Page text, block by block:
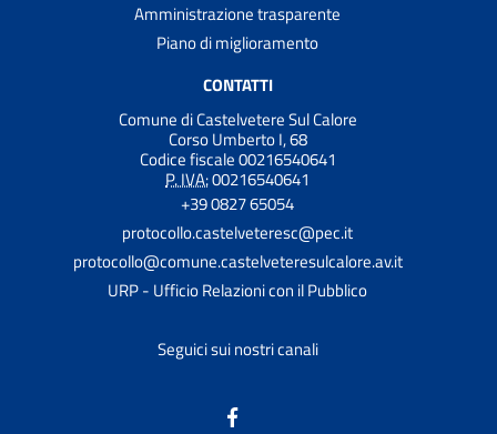
Amministrazione trasparente
Piano di miglioramento
CONTATTI
Comune di Castelvetere Sul Calore
Corso Umberto I, 68
Codice fiscale 00216540641
P. IVA:00216540641
+39 0827 65054
protocollo.castelveteresc@pec.it
protocollo@comune.castelveteresulcalore.av.it
URP - Ufficio Relazioni con il Pubblico
Seguici sui nostri canali